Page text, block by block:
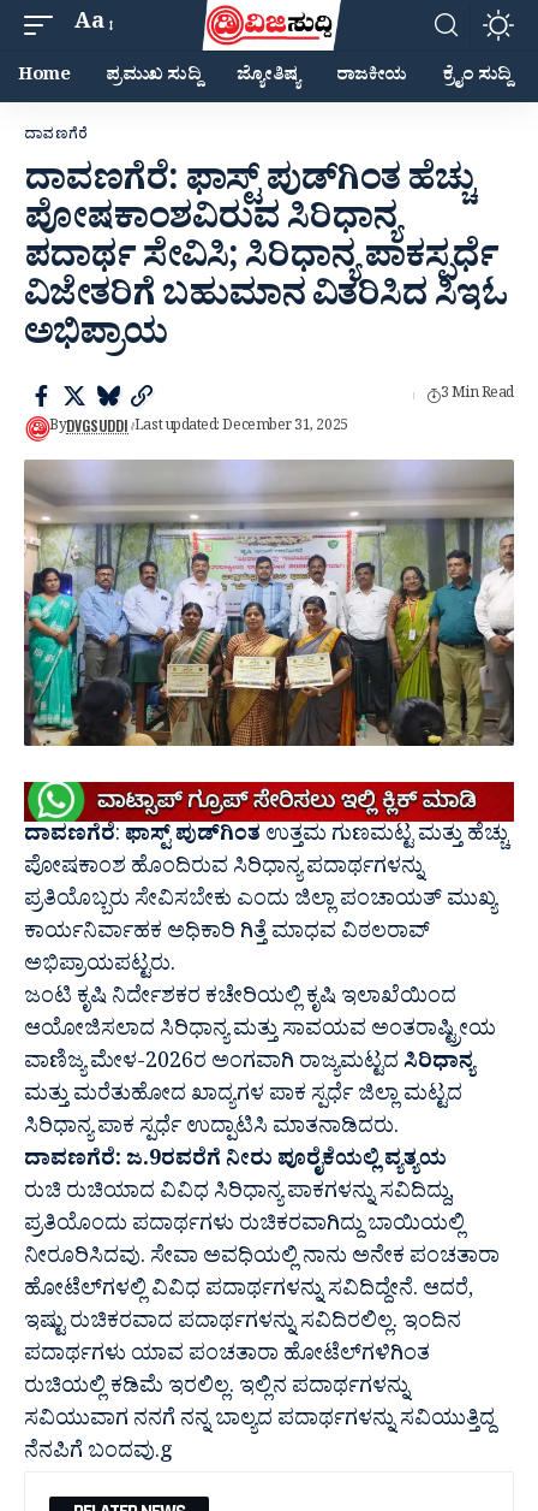
Aa
Home ಪ್ರಮುಖ ಸುದ್ದಿ ಜ್ಯೋತಿಷ್ಯ ರಾಜಕೀಯ ಕ್ರೈಂ ಸುದ್ದಿ
ದಾವಣಗೆರೆ
ದಾವಣಗೆರೆ: ಫಾಸ್ಟ್ ಪುಡ್‍ಗಿಂತ ಹೆಚ್ಚು
ಪೋಷಕಾಂಶವಿರುವ ಸಿರಿಧಾನ್ಯ
ಪದಾರ್ಥ ಸೇವಿಸಿ; ಸಿರಿಧಾನ್ಯ ಪಾಕಸ್ಪರ್ಧೆ
ವಿಜೇತರಿಗೆ ಬಹುಮಾನ ವಿತರಿಸಿದ ಸಿಇಓ
ಅಭಿಪ್ರಾಯ
ByDVGSUDDI Last updated: December 31, 2025
3 Min Read
ದಾವಣಗೆರೆ:ಫಾಸ್ಟ್ ಪುಡ್‍ಗಿಂತ ಉತ್ತಮ ಗುಣಮಟ್ಟ ಮತ್ತು ಹೆಚ್ಚು
ಪೋಷಕಾಂಶ ಹೊಂದಿರುವ ಸಿರಿಧಾನ್ಯ ಪದಾರ್ಥಗಳನ್ನು
ಪ್ರತಿಯೊಬ್ಬರು ಸೇವಿಸಬೇಕು ಎಂದು ಜಿಲ್ಲಾ ಪಂಚಾಯತ್ ಮುಖ್ಯ
ಕಾರ್ಯನಿರ್ವಾಹಕ ಅಧಿಕಾರಿ ಗಿತ್ತೆ ಮಾಧವ ವಿಠಲರಾವ್
ಅಭಿಪ್ರಾಯಪಟ್ಟರು.
ಜಂಟಿ ಕೃಷಿ ನಿರ್ದೇಶಕರ ಕಚೇರಿಯಲ್ಲಿ ಕೃಷಿ ಇಲಾಖೆಯಿಂದ
ಆಯೋಜಿಸಲಾದ ಸಿರಿಧಾನ್ಯ ಮತ್ತು ಸಾವಯವ ಅಂತರಾಷ್ಟ್ರೀಯ
ವಾಣಿಜ್ಯ ಮೇಳ-2026ರ ಅಂಗವಾಗಿ ರಾಜ್ಯಮಟ್ಟದಸಿರಿಧಾನ್ಯ
ಮತ್ತು ಮರೆತುಹೋದ ಖಾದ್ಯಗಳ ಪಾಕ ಸ್ಪರ್ಧೆ ಜಿಲ್ಲಾ ಮಟ್ಟದ
ಸಿರಿಧಾನ್ಯ ಪಾಕ ಸ್ಪರ್ಧೆ ಉದ್ಪಾಟಿಸಿ ಮಾತನಾಡಿದರು.
ದಾವಣಗೆರೆ: ಜ.9ರವರೆಗೆ ನೀರು ಪೂರೈಕೆಯಲ್ಲಿ ವ್ಯತ್ಯಯ
ರುಚಿ ರುಚಿಯಾದ ವಿವಿಧ ಸಿರಿಧಾನ್ಯ ಪಾಕಗಳನ್ನು ಸವಿದಿದ್ದು,
ಪ್ರತಿಯೊಂದು ಪದಾರ್ಥಗಳು ರುಚಿಕರವಾಗಿದ್ದು ಬಾಯಿಯಲ್ಲಿ
ನೀರೂರಿಸಿದವು. ಸೇವಾ ಅವಧಿಯಲ್ಲಿ ನಾನು ಅನೇಕ ಪಂಚತಾರಾ
ಹೋಟೆಲ್‍ಗಳಲ್ಲಿ ವಿವಿಧ ಪದಾರ್ಥಗಳನ್ನು ಸವಿದಿದ್ದೇನೆ. ಆದರೆ,
ಇಷ್ಟು ರುಚಿಕರವಾದ ಪದಾರ್ಥಗಳನ್ನು ಸವಿದಿರಲಿಲ್ಲ. ಇಂದಿನ
ಪದಾರ್ಥಗಳು ಯಾವ ಪಂಚತಾರಾ ಹೋಟೆಲ್‍ಗಳಿಗಿಂತ
ರುಚಿಯಲ್ಲಿ ಕಡಿಮೆ ಇರಲಿಲ್ಲ. ಇಲ್ಲಿನ ಪದಾರ್ಥಗಳನ್ನು
ಸವಿಯುವಾಗ ನನಗೆ ನನ್ನ ಬಾಲ್ಯದ ಪದಾರ್ಥಗಳನ್ನು ಸವಿಯುತ್ತಿದ್ದ
ನೆನಪಿಗೆ ಬಂದವು.g